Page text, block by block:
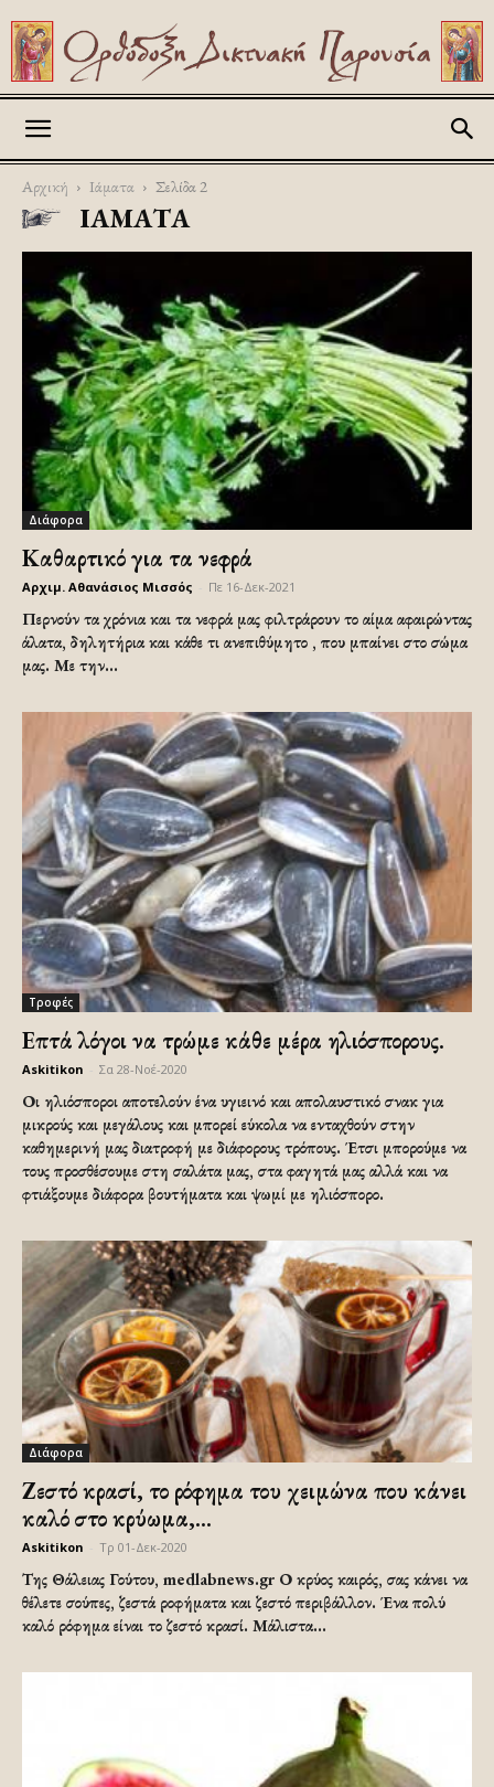
Αρχική Ιάματα Σελίδα 2
ΙΆΜΑΤΑ
Διάφορα
Καθαρτικό για τα νεφρά
Αρχιμ. Αθανάσιος Μισσός Πε 16-Δεκ-2021
Περνούν τα χρόνια και τα νεφρά μας φιλτράρουν το αίμα αφαιρώντας
άλατα, δηλητήρια και κάθε τι ανεπιθύμητο , που μπαίνει στο σώμα
μας. Με την...
Τροφές
Επτά λόγοι να τρώμε κάθε μέρα ηλιόσπορους.
Askitikon Σα 28-Νοέ-2020
Οι ηλιόσποροι αποτελούν ένα υγιεινό και απολαυστικό σνακ για
μικρούς και μεγάλους και μπορεί εύκολα να ενταχθούν στην
καθημερινή μας διατροφή με διάφορους τρόπους. Έτσι μπορούμε να
τους προσθέσουμε στη σαλάτα μας, στα φαγητά μας αλλά και να
φτιάξουμε διάφορα βουτήματα και ψωμί με ηλιόσπορο.
Διάφορα
Ζεστό κρασί, το ρόφημα του χειμώνα που κάνει
καλό στο κρύωμα,...
Askitikon Τρ 01-Δεκ-2020
Της Θάλειας Γούτου, medlabnews.gr Ο κρύος καιρός, σας κάνει να
θέλετε σούπες, ζεστά ροφήματα και ζεστό περιβάλλον. Ένα πολύ
καλό ρόφημα είναι το ζεστό κρασί. Μάλιστα...